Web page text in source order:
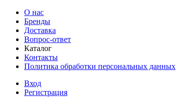
О нас
Бренды
Доставка
Вопрос-ответ
Каталог
Контакты
Политика обработки персональных данных
Вход
Регистрация